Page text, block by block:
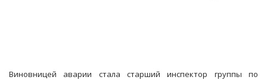
Виновницей аварии стала старший инспектор группы по